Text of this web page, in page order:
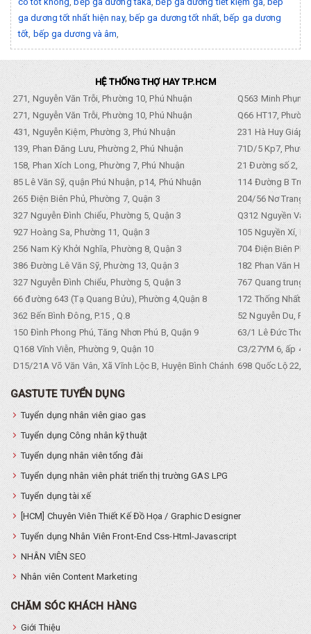
ga dương tốt nhất hiện nay, bếp ga dương tốt nhất, bếp ga dương
tốt, bếp ga dương và âm,
HỆ THỐNG THỢ HAY TP.HCM
271, Nguyễn Văn Trỗi, Phường 10, Phú Nhuận
Q563 Minh
271, Nguyễn Văn Trỗi, Phường 10, Phú Nhuận
Q66 HT17,
431, Nguyễn Kiệm, Phường 3, Phú Nhuận
231 Hà Huy Giáp,
139, Phan Đăng Lưu, Phường 2, Phú Nhuận
71D/5 Kp7,
158, Phan Xích Long, Phường 7, Phú Nhuận
21 Đường số 2,
85 Lê Văn Sỹ, quận Phú Nhuận, p14, Phú Nhuận
114 Đường B
265 Điện Biên Phủ, Phường 7, Quận 3
204/56 Nơ Trang
327 Nguyễn Đình Chiểu, Phường 5, Quận 3
Q312 Nguyền
927 Hoàng Sa, Phường 11, Quận 3
105 Nguyền Xí,
256 Nam Kỳ Khởi Nghĩa, Phường 8, Quận 3
704 Điện Biên
386 Đường Lê Văn Sỹ, Phường 13, Quận 3
182 Phan Văn
327 Nguyễn Đình Chiểu, Phường 5, Quận 3
767 Quang trung,
66 đường 643 (Tạ Quang Bửu), Phường 4,Quận 8
172 Thống Nhất.
362 Bến Bình Đông, P.15 , Q.8
52 Nguyễn Du,
150 Đình Phong Phú, Tăng Nhơn Phú B, Quận 9
63/1 Lê Đức Thọ,
Q168 Vĩnh Viễn, Phường 9, Quận 10
C3/27YM 6, ấp 4,
D15/21A Võ Văn Vân, Xã Vĩnh Lộc B, Huyện Bình Chánh 698 Quốc Lộ 22,
GASTUTE TUYỂN DỤNG
Tuyển dụng nhân viên giao gas
Tuyển dụng Công nhân kỹ thuật
Tuyển dụng nhân viên tổng đài
Tuyển dụng nhân viên phát triển thị trường GAS LPG
Tuyển dụng tài xế
[HCM] Chuyên Viên Thiết Kế Đồ Họa / Graphic Designer
Tuyển dụng Nhân Viên Front-End Css-Html-Javascript
NHÂN VIÊN SEO
Nhân viên Content Marketing
CHĂM SÓC KHÁCH HÀNG
Giới Thiệu